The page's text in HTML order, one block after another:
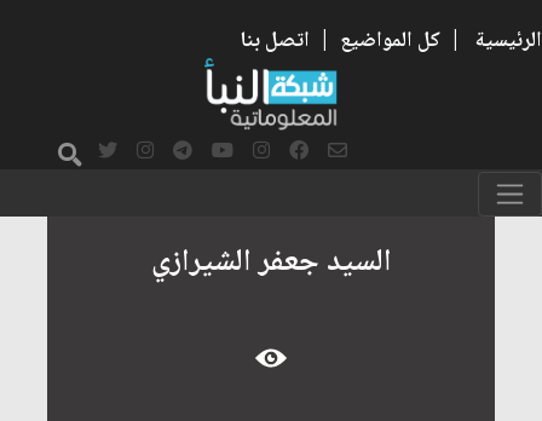
الرئيسية | كل المواضيع | اتصل بنا
السيد جعفر الشيرازي